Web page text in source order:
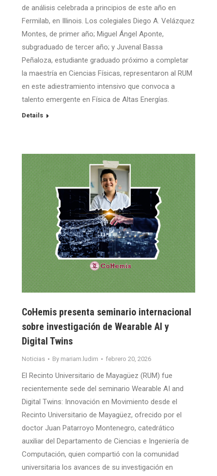
de análisis celebrada a principios de este año en
Fermilab, en Illinois. Los colegiales Diego A. Velázquez
Montes, de primer año; Miguel Ángel Aponte,
subgraduado de tercer año; y Juvenal Bassa
Peñaloza, estudiante graduado próximo a completar
la maestría en Ciencias Físicas, representaron al RUM
en este adiestramiento intensivo que convoca a
talento emergente en Física de Altas Energías.
Details
CoHemis presenta seminario internacional
sobre investigación de Wearable AI y
Digital Twins
Noticias By mariam.ludim febrero 20, 2026
El Recinto Universitario de Mayagüez (RUM) fue
recientemente sede del seminario Wearable AI and
Digital Twins: Innovación en Movimiento desde el
Recinto Universitario de Mayagüez, ofrecido por el
doctor Juan Patarroyo Montenegro, catedrático
auxiliar del Departamento de Ciencias e Ingeniería de
Computación, quien compartió con la comunidad
universitaria los avances de su investigación en